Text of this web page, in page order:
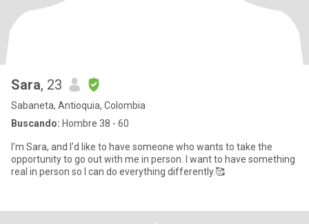
Sara, 23
Sabaneta, Antioquia, Colombia
Buscando: Hombre 38 - 60
I'm Sara, and I'd like to have someone who wants to take the
opportunity to go out with me in person. I want to have something
real in person so I can do everything differently.🥰